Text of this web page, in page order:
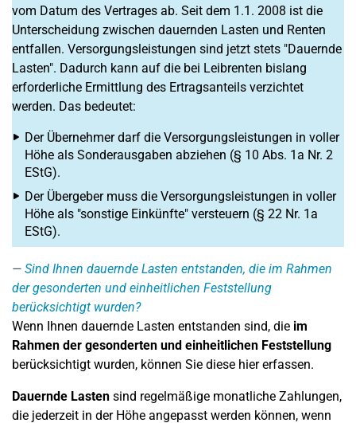
vom Datum des Vertrages ab. Seit dem 1.1. 2008 ist die
Unterscheidung zwischen dauernden Lasten und Renten
entfallen. Versorgungsleistungen sind jetzt stets "Dauernde
Lasten". Dadurch kann auf die bei Leibrenten bislang
erforderliche Ermittlung des Ertragsanteils verzichtet
werden. Das bedeutet:
Der Übernehmer darf die Versorgungsleistungen in voller
Höhe als Sonderausgaben abziehen (§ 10 Abs. 1a Nr. 2
EStG).
Der Übergeber muss die Versorgungsleistungen in voller
Höhe als "sonstige Einkünfte" versteuern (§ 22 Nr. 1a
EStG).
Sind Ihnen dauernde Lasten entstanden, die im Rahmen
der gesonderten und einheitlichen Feststellung
berücksichtigt wurden?
Wenn Ihnen dauernde Lasten entstanden sind, die im
Rahmen der gesonderten und einheitlichen Feststellung
berücksichtigt wurden, können Sie diese hier erfassen.
Dauernde Lasten sind regelmäßige monatliche Zahlungen,
die jederzeit in der Höhe angepasst werden können, wenn